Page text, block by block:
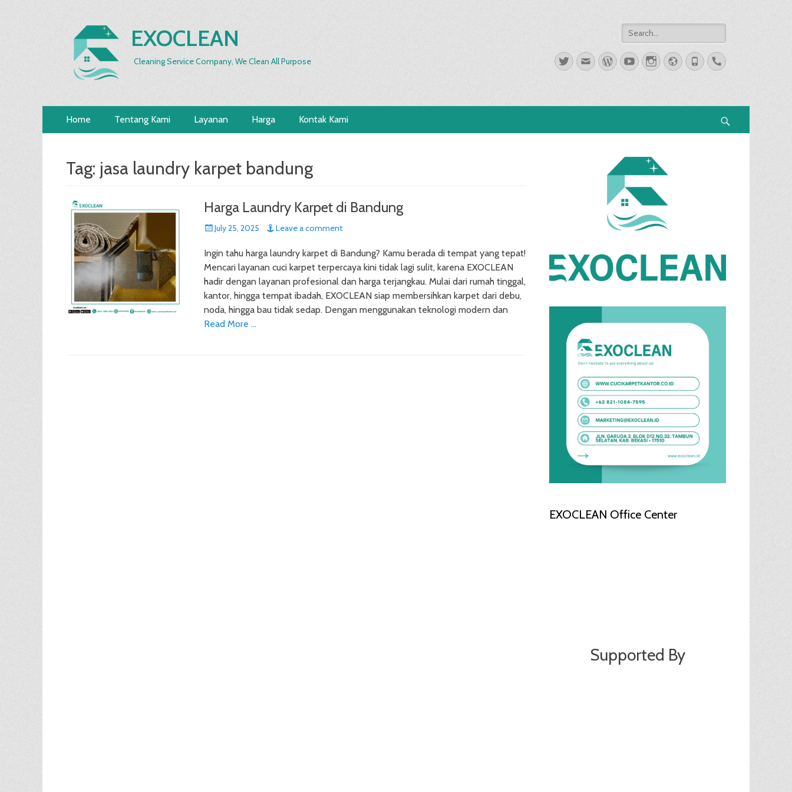
EXOCLEAN
Cleaning Service Company, We Clean All Purpose
Search
for:
TwitterEmailWordPress
YouTubeInstagram
Website
PhoneHandset
Primary
Menu
Home Tentang Kami Layanan Harga Kontak Kami
Tag: jasa laundry karpet bandung
Harga Laundry Karpet di Bandung
Posted
July 25, 2025 Leave a comment
Ingin tahu harga laundry karpet di Bandung? Kamu berada di tempat yang tepat!
Mencari layanan cuci karpet terpercaya kini tidak lagi sulit, karena EXOCLEAN
hadir dengan layanan profesional dan harga terjangkau. Mulai dari rumah tinggal,
kantor, hingga tempat ibadah, EXOCLEAN siap membersihkan karpet dari debu,
noda, hingga bau tidak sedap. Dengan menggunakan teknologi modern dan
Read More …
EXOCLEAN Office Center
Supported By